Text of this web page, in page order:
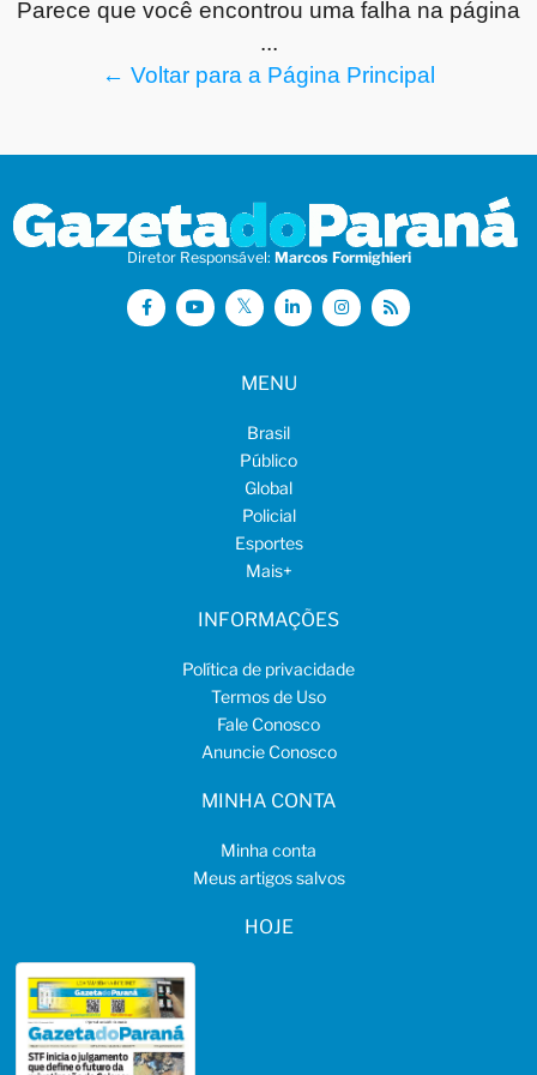
Parece que você encontrou uma falha na página
...
← Voltar para a Página Principal
Diretor Responsável: Marcos Formighieri
MENU
Brasil
Público
Global
Policial
Esportes
Mais+
INFORMAÇÕES
Política de privacidade
Termos de Uso
Fale Conosco
Anuncie Conosco
MINHA CONTA
Minha conta
Meus artigos salvos
HOJE